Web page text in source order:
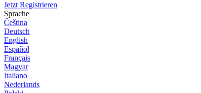
Jetzt Registrieren
Sprache
Čeština
Deutsch
English
Español
Français
Magyar
Italiano
Nederlands